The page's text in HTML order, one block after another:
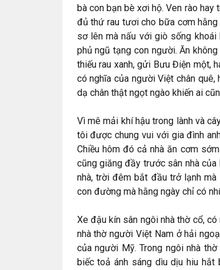
bà con bạn bè xơi hộ. Ven rào
đủ thứ rau tươi cho bữa cơm hằng
sơ lên mà nấu với giò sống
phủ ngũ tạng con người. Ăn
thiếu rau xanh, gửi Bưu Điện một,
có nghĩa của người Việt chân
dạ chân thật ngọt ngào khiến ai
Vì mê mải khí hậu trong lành và
tôi được chung vui với gia đình
Chiều hôm đó cả nhà ăn cơm
cũng giăng đầy trước sân nhà
nhà, trời đêm bắt đầu trở lạnh
con đường mà hằng ngày chỉ có
Xe đậu kín sân ngôi nhà thờ cổ,
nhà thờ người Việt Nam ở hải
của người Mỹ. Trong ngôi nhà
biếc toả ánh sáng dìu dịu hiu hắt